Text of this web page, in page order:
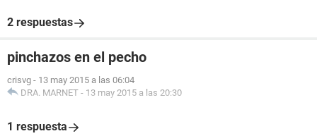
2 respuestas
pinchazos en el pecho
crisvg - 13 may 2015 a las 06:04
DRA. MARNET - 13 may 2015 a las 20:30
1 respuesta